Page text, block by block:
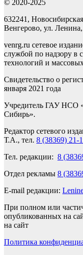
© 2020-2025
632241,
Венгерово, ул.
venrg.ru сетевое
службой по надзору в
технологий и
Свидетельство о
января 2021 года
Учредитель ГАУ НСО
Сибирь».
Редактор сетевого
Т.А., тел. 8 (38369) 21-
Тел. редакции: 8
Отдел рекламы 8
E-mail редакции:
При полном или
опубликованных на
на сайт
Политика